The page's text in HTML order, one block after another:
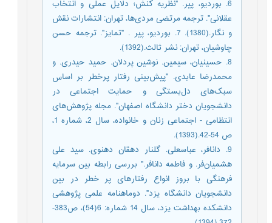
6. بوردیو، پیر. "نظریه کنش؛ دلایل عملی و انتخاب
عقلانی". ترجمه مرتضی مردی‌ها، تهران: انتشارات نقش
و نگار.(1380). 7. بوردیو، پیر . "تمایز". ترجمه حسن
چاوشیان، تهران: نشر ثالث.(1392).
8. حسینیان، سیمین. نوشین پردلان. حمید حیدری. و
محمدرضا عابدی. "پیش‌بینی رفتار پرخطر بر اساس
سبک‌های دل‌بستگی و حمایت اجتماعی در
دانشجویان دختر دانشگاه اصفهان". مجله پژوهش‌های
انتظامی - اجتماعی زنان و خانواده، سال 2، شماره 1،
ص 54-42.(1393).
9. دانافر، عباسعلی. گلنار دهقان دهنوی. سید علی
هشمیان‌فر. و فاطمه دانافر." بررسی رابطه بین سرمایه
فرهنگی با بروز انواع رفتارهای پر خطر در بین
دانشجویان دانشگاه یزد". دوماهنامه علمی پژوهشی
دانشکده بهداشت یزد، سال 14 شماره: 6(54)، ص383-